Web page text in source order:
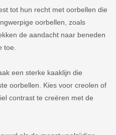
tot hun recht met oorbellen die
oorbellen, zoals
de aandacht naar beneden
toe.
een sterke kaaklijn die
oorbellen. Kies voor creolen of
contrast te creëren met de